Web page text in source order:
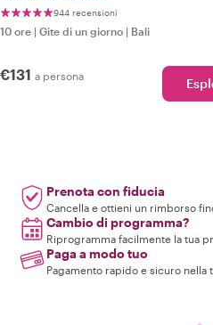
944 recensioni
10 ore | Gite di un giorno | Bali
€131 a persona
Prenota con fiducia
Cancella e ottieni un rimborso
Cambio di programma?
Riprogramma facilmente la tua
Paga a modo tuo
Pagamento rapido e sicuro nella